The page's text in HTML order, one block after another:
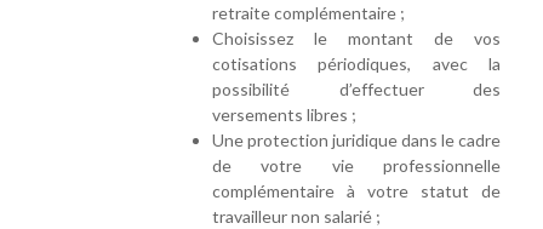
retraite complémentaire ;
Choisissez le montant de vos
cotisations périodiques, avec la
possibilité d’effectuer des
versements libres ;
Une protection juridique dans le cadre
de votre vie professionnelle
complémentaire à votre statut de
travailleur non salarié ;